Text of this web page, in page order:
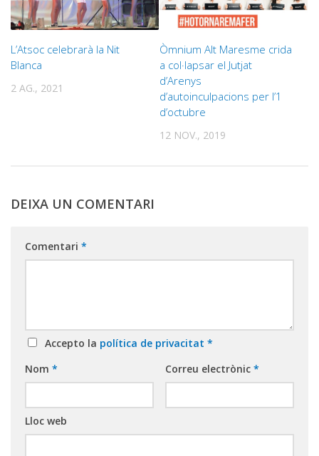
L’Atsoc celebrarà la Nit
Blanca
2 AG., 2021
Òmnium Alt Maresme crida
a col·lapsar el Jutjat
d’Arenys
d’autoinculpacions per l’1
d’octubre
12 NOV., 2019
DEIXA UN COMENTARI
Comentari *
Accepto la política de privacitat *
Nom * Correu electrònic *
Lloc web